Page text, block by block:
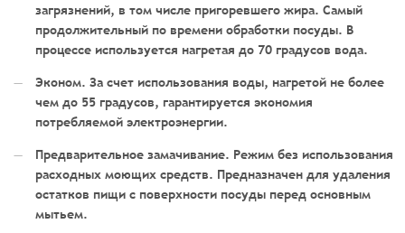
загрязнений, в том числе пригоревшего жира. Самый
продолжительный по времени обработки посуды. В
процессе используется нагретая до 70 градусов вода.
Эконом. За счет использования воды, нагретой не более
чем до 55 градусов, гарантируется экономия
потребляемой электроэнергии.
Предварительное замачивание. Режим без использования
расходных моющих средств. Предназначен для удаления
остатков пищи с поверхности посуды перед основным
мытьем.